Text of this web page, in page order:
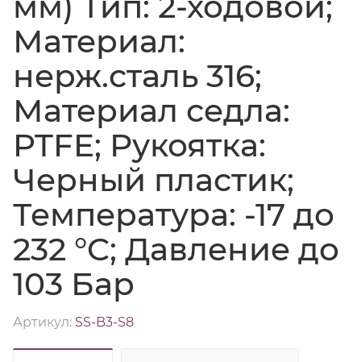
Материал:
нерж.сталь 316;
Материал седла:
PTFE; Рукоятка:
Черный пластик;
Температура: -17 до
232 °C; Давление до
103 Бар
Артикул: SS-B3-S8